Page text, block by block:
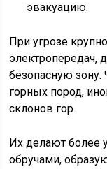
эвакуацию.
При угрозе
электропередач,
безопасную
горных пород,
склонов гор.
Их делают более
обручами,